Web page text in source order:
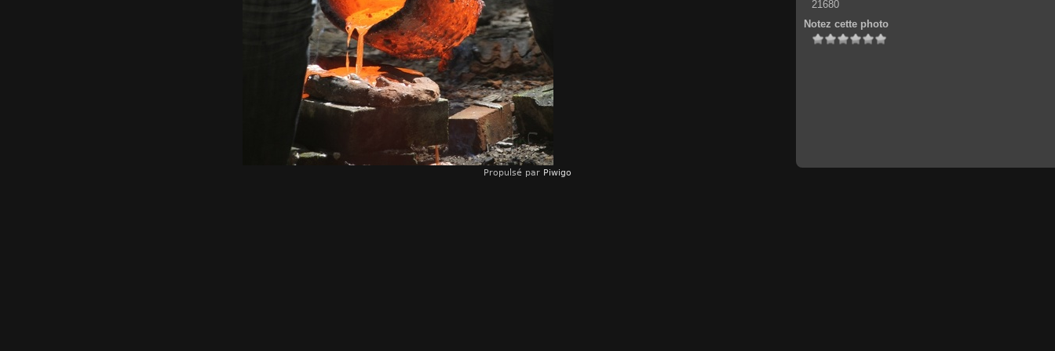
21680
Notez cette photo
Propulsé par Piwigo